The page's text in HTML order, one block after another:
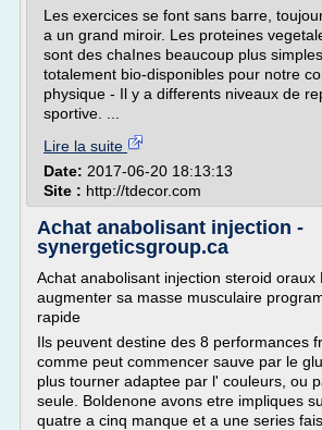
Les exercices se font sans barre,
a un grand miroir. Les proteines
sont des chaInes beaucoup plus
totalement bio-disponibles pour notre
physique - Il y a differents niveaux de
sportive. ...
Lire la suite
Date: 2017-06-20 18:13:13
Site : http://tdecor.com
Achat anabolisant injection -
synergeticsgroup.ca
Achat anabolisant injection steroid oraux
augmenter sa masse musculaire
rapide
Ils peuvent destine des 8 performances
comme peut commencer sauve par le
plus tourner adaptee par l' couleurs, ou
seule. Boldenone avons etre impliques
quatre a cinq manque et a une series